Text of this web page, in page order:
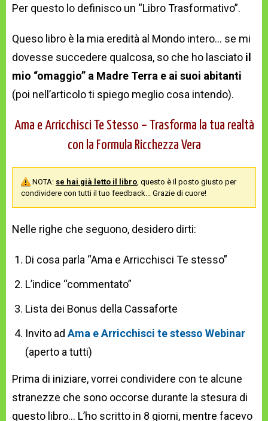
Per questo lo definisco un “Libro Trasformativo”.
Queso libro è la mia eredità al Mondo intero… se mi
dovesse succedere qualcosa, so che ho lasciato il
mio “omaggio” a Madre Terra e ai suoi abitanti
(poi nell’articolo ti spiego meglio cosa intendo).
Ama e Arricchisci Te Stesso – Trasforma la tua realtà
con la Formula Ricchezza Vera
NOTA: se hai già letto il libro , questo è il posto giusto per
condividere con tutti il tuo feedback... Grazie di cuore!
Nelle righe che seguono, desidero dirti:
Di cosa parla “Ama e Arricchisci Te stesso”
L’indice “commentato”
Lista dei Bonus della Cassaforte
Invito adAma e Arricchisci te stesso Webinar
(aperto a tutti)
Prima di iniziare, vorrei condividere con te alcune
stranezze che sono occorse durante la stesura di
questo libro… L’ho scritto in 8 giorni, mentre facevo